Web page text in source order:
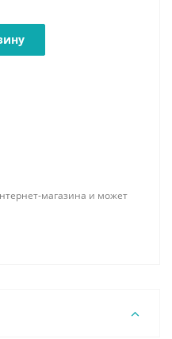
магазина и может